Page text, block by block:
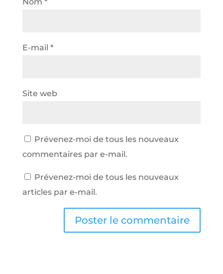
E-mail *
Site web
Prévenez-moi de tous les nouveaux
commentaires par e-mail.
Prévenez-moi de tous les nouveaux
articles par e-mail.